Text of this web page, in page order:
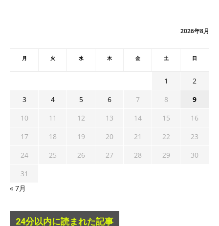
2026年8月
月 火 水 木 金 土 日
1
2
3
4 5 6 7 8
9
10
11 12 13 14 15
16
17
18 19 20 21 22
23
24
25 26 27 28 29
30
31
« 7月
24分以内に読まれた記事